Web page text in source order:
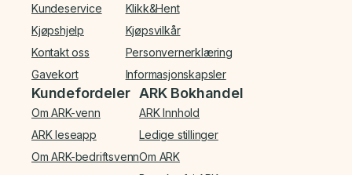
Kundeservice
Kjøpshjelp
Kontakt oss
Gavekort
Klikk&Hent
Kjøpsvilkår
Personvernerklæring
Informasjonskapsler
Kundefordeler
Om ARK-venn
ARK leseapp
Om ARK-bedriftsvenn
ARK Bokhandel
ARK Innhold
Ledige stillinger
Om ARK